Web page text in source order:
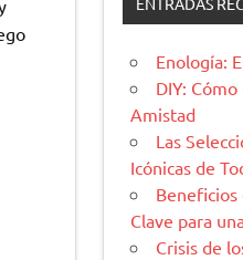
Enología:
DIY:
Amistad
Las
Icónicas de
Beneficios
Clave para
Crisis de